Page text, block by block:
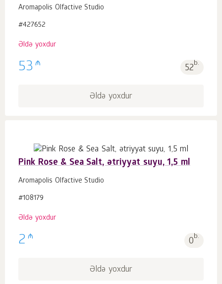
Aromapolis Olfactive Studio
#427652
Əldə yoxdur
53 ₼ 52b.
Əldə yoxdur
Pink Rose & Sea Salt, ətriyyat suyu, 1,5 ml
Aromapolis Olfactive Studio
#108179
Əldə yoxdur
2 ₼ 0b.
Əldə yoxdur